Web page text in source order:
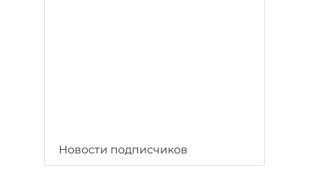
Новости подписчиков